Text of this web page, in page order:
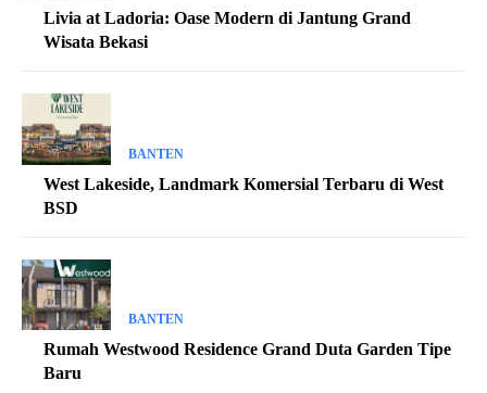
Livia at Ladoria: Oase Modern di Jantung Grand
Wisata Bekasi
BANTEN
West Lakeside, Landmark Komersial Terbaru di West
BSD
BANTEN
Rumah Westwood Residence Grand Duta Garden Tipe
Baru